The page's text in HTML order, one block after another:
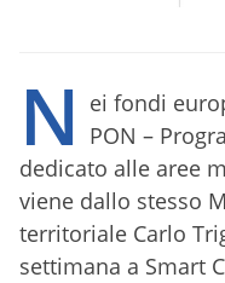
N
ei fondi
PON –
dedicato alle aree
viene dallo stesso
territoriale Carlo
settimana a Smart